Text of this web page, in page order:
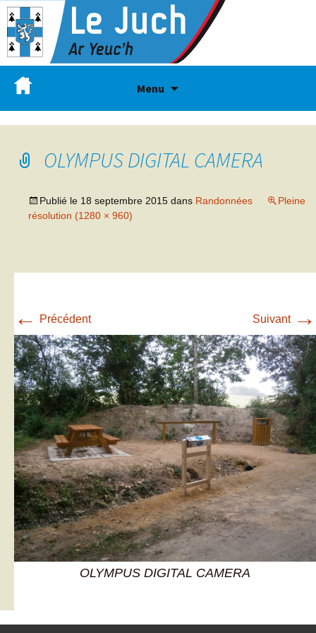
Menu
OLYMPUS DIGITAL CAMERA
Publié le 18 septembre 2015 dans Randonnées
Pleine
résolution (1280 × 960)
← Précédent Suivant →
OLYMPUS DIGITAL CAMERA